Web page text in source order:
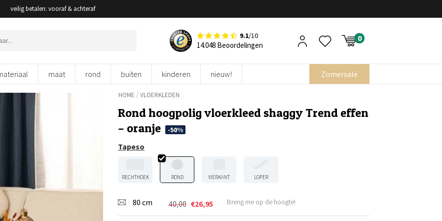
veilig betalen: vooraf & achteraf
9.1/10
14.048 Beoordelingen
maat rond buiten kinderen nieuw! Zomersale
HOME /VLOERKLEDEN
Rond hoogpolig vloerkleed shaggy Trend effen
– oranje
-50%
Tapeso
RECHTHOEK ROND VIERKANT LOPER
80 cm 40,00
Oorspronkelijke
prijs
€26,95
Huidige
prijs
Breng me op de hoogte!